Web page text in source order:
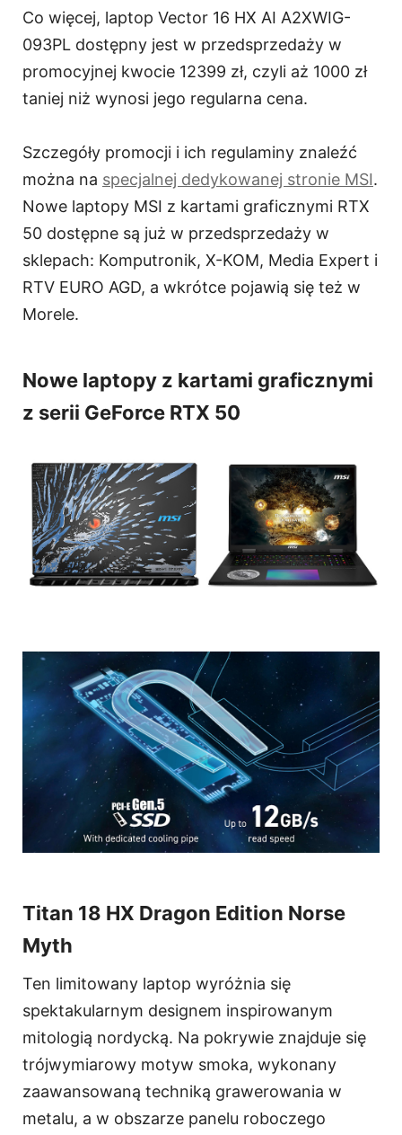
Co więcej, laptop Vector 16 HX AI A2XWIG-
093PL dostępny jest w przedsprzedaży w
promocyjnej kwocie 12399 zł, czyli aż 1000 zł
taniej niż wynosi jego regularna cena.
Szczegóły promocji i ich regulaminy znaleźć
można na specjalnej dedykowanej stronie MSI.
Nowe laptopy MSI z kartami graficznymi RTX
50 dostępne są już w przedsprzedaży w
sklepach: Komputronik, X-KOM, Media Expert i
RTV EURO AGD, a wkrótce pojawią się też w
Morele.
Nowe laptopy z kartami graficznymi
z serii GeForce RTX 50
Titan 18 HX Dragon Edition Norse
Myth
Ten limitowany laptop wyróżnia się
spektakularnym designem inspirowanym
mitologią nordycką. Na pokrywie znajduje się
trójwymiarowy motyw smoka, wykonany
zaawansowaną techniką grawerowania w
metalu, a w obszarze panelu roboczego